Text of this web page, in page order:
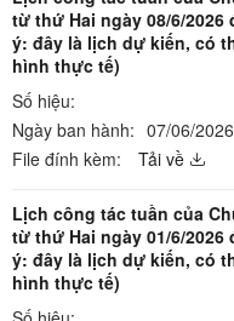
từ thứ Hai ngày 08/6/2026
ý: đây là lịch dự kiến, có
hình thực tế)
Số hiệu:
Ngày ban hành: 07/06/2026
File đính kèm:
Tải về
Lịch công tác tuần của
từ thứ Hai ngày 01/6/2026
ý: đây là lịch dự kiến, có
hình thực tế)